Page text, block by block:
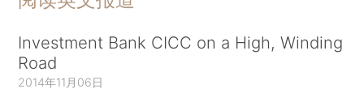
Investment Bank CICC on a High, Winding
Road
2014年11月06日